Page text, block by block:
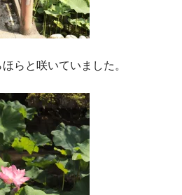
らと咲いていました。